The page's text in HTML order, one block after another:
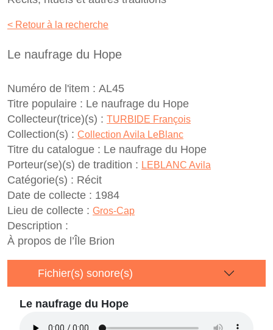
< Retour à la recherche
Le naufrage du Hope
Numéro de l'item : AL45
Titre populaire : Le naufrage du Hope
Collecteur(trice)(s) : TURBIDE François
Collection(s) : Collection Avila LeBlanc
Titre du catalogue : Le naufrage du Hope
Porteur(se)(s) de tradition : LEBLANC Avila
Catégorie(s) : Récit
Date de collecte : 1984
Lieu de collecte : Gros-Cap
Description :
À propos de l’Île Brion
Fichier(s) sonore(s)
Le naufrage du Hope